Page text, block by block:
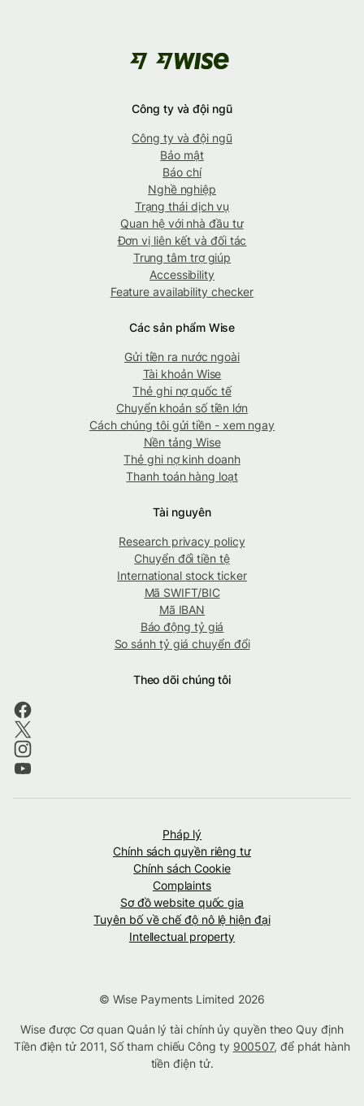
Công ty và đội ngũ
Công ty và đội ngũ
Bảo mật
Báo chí
Nghề nghiệp
Trạng thái dịch vụ
Quan hệ với nhà đầu tư
Đơn vị liên kết và đối tác
Trung tâm trợ giúp
Accessibility
Feature availability checker
Các sản phẩm Wise
Gửi tiền ra nước ngoài
Tài khoản Wise
Thẻ ghi nợ quốc tế
Chuyển khoản số tiền lớn
Cách chúng tôi gửi tiền - xem ngay
Nền tảng Wise
Thẻ ghi nợ kinh doanh
Thanh toán hàng loạt
Tài nguyên
Research privacy policy
Chuyển đổi tiền tệ
International stock ticker
Mã SWIFT/BIC
Mã IBAN
Báo động tỷ giá
So sánh tỷ giá chuyển đổi
Theo dõi chúng tôi
Pháp lý
Chính sách quyền riêng tư
Chính sách Cookie
Complaints
Sơ đồ website quốc gia
Tuyên bố về chế độ nô lệ hiện đại
Intellectual property
© Wise Payments Limited 2026
Wise được Cơ quan Quản lý tài chính ủy quyền theo Quy định
Tiền điện tử 2011, Số tham chiếu Công ty 900507, để phát hành
tiền điện tử.